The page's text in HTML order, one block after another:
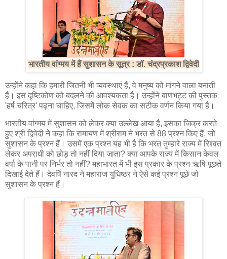
भारतीय वांग्मय में हैं सुशासन के सूत्र : डॉ. चंद्रप्रकाश द्विवेदी
उन्होंने कहा कि हमारी जितनी भी व्यवस्थाएं हैं, वे मनुष्य को मांगने वाला बनाती
हैं। इस दृष्टिकोण को बदलने की आवश्यकता है। उन्होंने बाणभट्ट की पुस्तक
'हर्ष चरित्र' पढ़ना चाहिए, जिसमें लोक सेवक का सटीक वर्णन किया गया है।
भारतीय वांग्मय में सुशासन को लेकर क्या उल्लेख आया है, इसका जिक्र करते
हुए श्री द्विवेदी ने कहा कि रामायण में श्रीराम ने भरत से 88 प्रश्न किए हैं, जो
सुशासन के प्रश्न हैं। उसमें एक प्रश्न यह भी है कि भरत तुम्हारे राज्य में रिश्वत
लेकर अपराधी को छोड़ तो नहीं दिया जाता? क्या आपके राज्य में किसान केवल
वर्षा के पानी पर निर्भर तो नहीं? महाभारत में भी इस प्रकार के प्रश्न ऋषि पूछते
दिखाई देते हैं। देवर्षि नारद ने महाराज युधिष्ठर ने ऐसे कई प्रश्न पूछे जो
सुशासन के प्रश्न हैं।